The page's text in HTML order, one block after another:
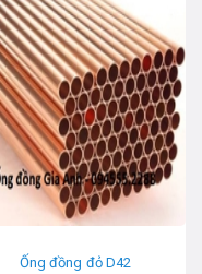
Ống đồng đỏ D42